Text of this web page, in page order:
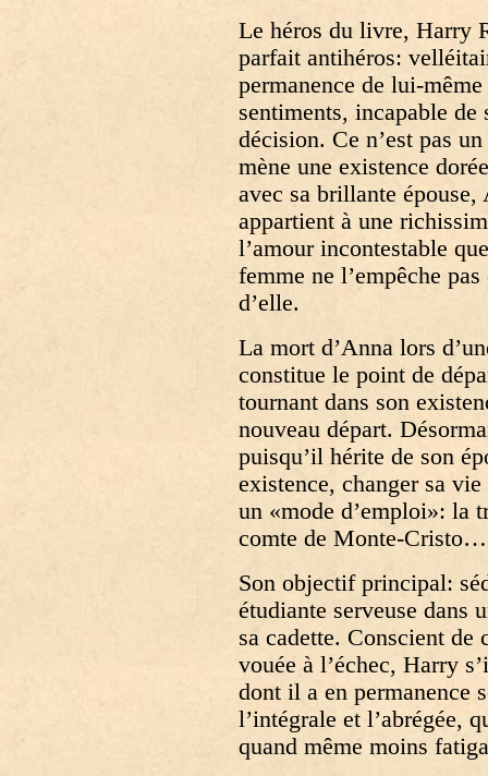
Le héros du livre, Harry
parfait antihéros:
permanence de lui-même
sentiments, incapable de
décision. Ce n’est pas
mène une existence
avec sa brillante épouse,
appartient à une
l’amour incontestable
femme ne l’empêche
d’elle.
La mort d’Anna lors
constitue le point de
tournant dans son
nouveau départ.
puisqu’il hérite de son
existence, changer sa
un «mode d’emploi»: la
comte de Monte-Cristo…
Son objectif principal:
étudiante serveuse dans
sa cadette. Conscient de
vouée à l’échec, Harry
dont il a en permanence
l’intégrale et l’abrégée,
quand même moins